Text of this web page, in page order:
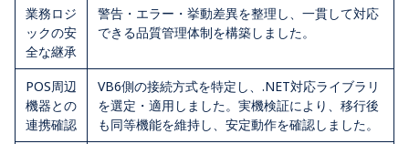
業務ロジ
ックの安
全な継承
警告・エラー・挙動差異を整理し、一貫して対応
できる品質管理体制を構築しました。
POS周辺
機器との
連携確認
VB6側の接続方式を特定し、.NET対応ライブラリ
を選定・適用しました。実機検証により、移行後
も同等機能を維持し、安定動作を確認しました。